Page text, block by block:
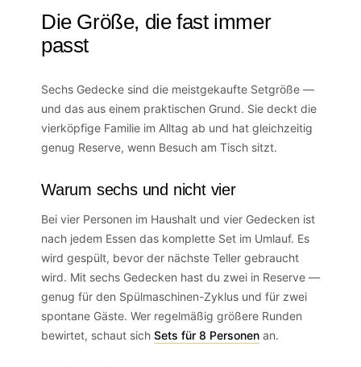
Die Größe, die fast immer
passt
Sechs Gedecke sind die meistgekaufte Setgröße —
und das aus einem praktischen Grund. Sie deckt die
vierköpfige Familie im Alltag ab und hat gleichzeitig
genug Reserve, wenn Besuch am Tisch sitzt.
Warum sechs und nicht vier
Bei vier Personen im Haushalt und vier Gedecken ist
nach jedem Essen das komplette Set im Umlauf. Es
wird gespült, bevor der nächste Teller gebraucht
wird. Mit sechs Gedecken hast du zwei in Reserve —
genug für den Spülmaschinen-Zyklus und für zwei
spontane Gäste. Wer regelmäßig größere Runden
bewirtet, schaut sich Sets für 8 Personen an.